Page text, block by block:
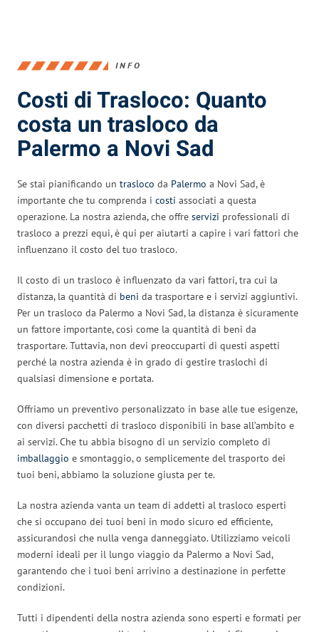
INFO
Costi di Trasloco: Quanto
costa un trasloco da
Palermo a Novi Sad
Se stai pianificando un trasloco da Palermo a Novi Sad, è
importante che tu comprenda i costi associati a questa
operazione. La nostra azienda, che offre servizi professionali di
trasloco a prezzi equi, è qui per aiutarti a capire i vari fattori che
influenzano il costo del tuo trasloco.
Il costo di un trasloco è influenzato da vari fattori, tra cui la
distanza, la quantità di beni da trasportare e i servizi aggiuntivi.
Per un trasloco da Palermo a Novi Sad, la distanza è sicuramente
un fattore importante, così come la quantità di beni da
trasportare. Tuttavia, non devi preoccuparti di questi aspetti
perché la nostra azienda è in grado di gestire traslochi di
qualsiasi dimensione e portata.
Offriamo un preventivo personalizzato in base alle tue esigenze,
con diversi pacchetti di trasloco disponibili in base all’ambito e
ai servizi. Che tu abbia bisogno di un servizio completo di
imballaggio e smontaggio, o semplicemente del trasporto dei
tuoi beni, abbiamo la soluzione giusta per te.
La nostra azienda vanta un team di addetti al trasloco esperti
che si occupano dei tuoi beni in modo sicuro ed efficiente,
assicurandosi che nulla venga danneggiato. Utilizziamo veicoli
moderni ideali per il lungo viaggio da Palermo a Novi Sad,
garantendo che i tuoi beni arrivino a destinazione in perfette
condizioni.
Tutti i dipendenti della nostra azienda sono esperti e formati per